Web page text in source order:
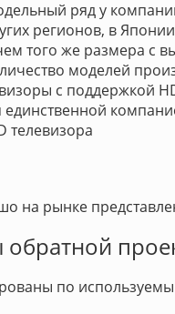
ряд у
регионов, в
того же размера с
моделей
с поддержкой
единственной
телевизора
на рынке
обратной
по